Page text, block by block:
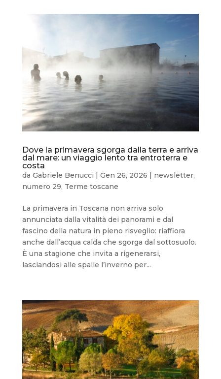
Dove la primavera sgorga dalla terra e arriva
dal mare: un viaggio lento tra entroterra e
costa
da Gabriele Benucci | Gen 26, 2026 | newsletter,
numero 29, Terme toscane
La primavera in Toscana non arriva solo
annunciata dalla vitalità dei panorami e dal
fascino della natura in pieno risveglio: riaffiora
anche dall’acqua calda che sgorga dal sottosuolo.
È una stagione che invita a rigenerarsi,
lasciandosi alle spalle l’inverno per...